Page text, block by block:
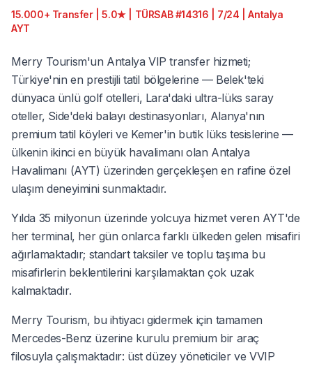
15.000+ Transfer | 5.0★ | TÜRSAB #14316 | 7/24 | Antalya
AYT
Merry Tourism'un Antalya VIP transfer hizmeti;
Türkiye'nin en prestijli tatil bölgelerine — Belek'teki
dünyaca ünlü golf otelleri, Lara'daki ultra-lüks saray
oteller, Side'deki balayı destinasyonları, Alanya'nın
premium tatil köyleri ve Kemer'in butik lüks tesislerine —
ülkenin ikinci en büyük havalimanı olan Antalya
Havalimanı (AYT) üzerinden gerçekleşen en rafine özel
ulaşım deneyimini sunmaktadır.
Yılda 35 milyonun üzerinde yolcuya hizmet veren AYT'de
her terminal, her gün onlarca farklı ülkeden gelen misafiri
ağırlamaktadır; standart taksiler ve toplu taşıma bu
misafirlerin beklentilerini karşılamaktan çok uzak
kalmaktadır.
Merry Tourism, bu ihtiyacı gidermek için tamamen
Mercedes-Benz üzerine kurulu premium bir araç
filosuyla çalışmaktadır: üst düzey yöneticiler ve VVIP